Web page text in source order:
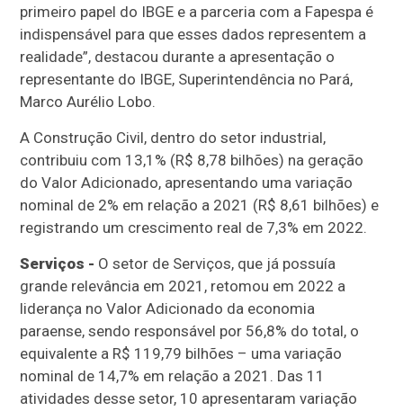
primeiro papel do IBGE e a parceria com a Fapespa é
indispensável para que esses dados representem a
realidade”, destacou durante a apresentação o
representante do IBGE, Superintendência no Pará,
Marco Aurélio Lobo.
A Construção Civil, dentro do setor industrial,
contribuiu com 13,1% (R$ 8,78 bilhões) na geração
do Valor Adicionado, apresentando uma variação
nominal de 2% em relação a 2021 (R$ 8,61 bilhões) e
registrando um crescimento real de 7,3% em 2022.
Serviços - O setor de Serviços, que já possuía
grande relevância em 2021, retomou em 2022 a
liderança no Valor Adicionado da economia
paraense, sendo responsável por 56,8% do total, o
equivalente a R$ 119,79 bilhões – uma variação
nominal de 14,7% em relação a 2021. Das 11
atividades desse setor, 10 apresentaram variação